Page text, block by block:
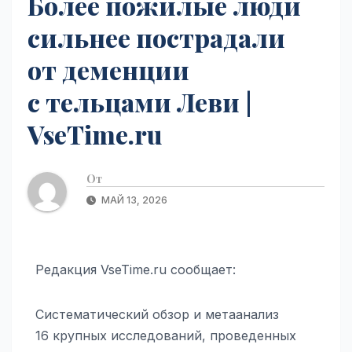
сильнее пострадали
от деменции
с тельцами Леви |
VseTime.ru
От
МАЙ 13, 2026
Редакция VseTime.ru сообщает:
Систематический обзор и метаанализ
16 крупных исследований, проведенных